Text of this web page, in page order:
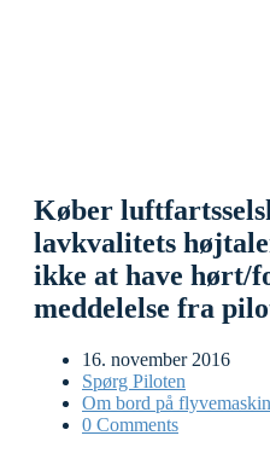
Køber
lavkvalitets
ikke at have hørt/
meddelelse fra
16. november 2016
Spørg Piloten
Om bord på
0 Comments